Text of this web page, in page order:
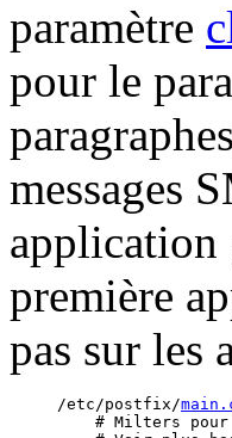
paramètre
pour le
messages
application
première
pas sur les
/etc/postfix/
# Milters